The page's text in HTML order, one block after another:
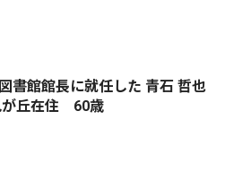
書館館長に就任した 青石 哲也
が丘在住 60歳